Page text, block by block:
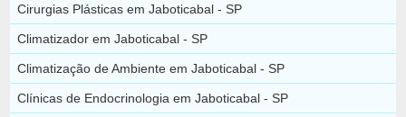
Cirurgias Plásticas em Jaboticabal - SP
Climatizador em Jaboticabal - SP
Climatização de Ambiente em Jaboticabal - SP
Clínicas de Endocrinologia em Jaboticabal - SP